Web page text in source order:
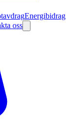
Energibidrag
oss